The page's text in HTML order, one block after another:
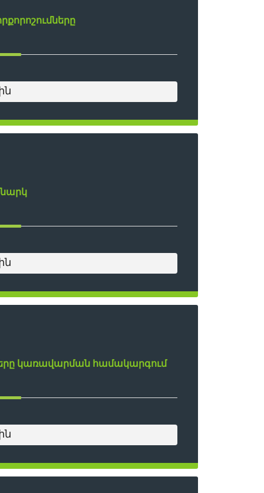
կառավարման համակարգում